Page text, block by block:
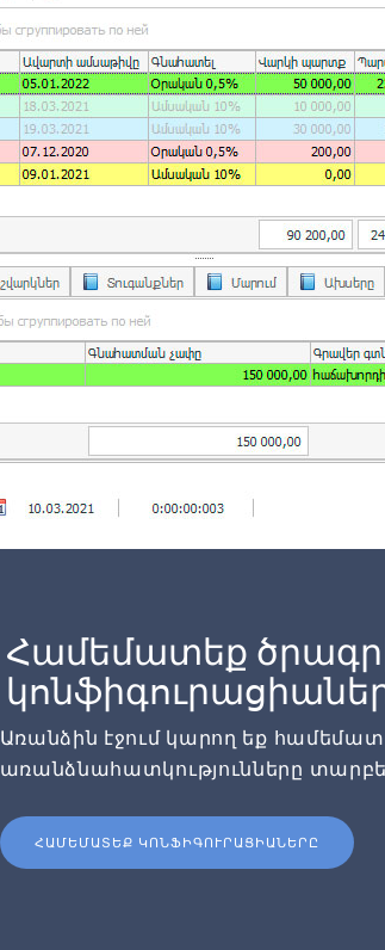
Համեմատեք
Առանձին էջում կարող եք
առանձնահատկությունները
ՀԱՄԵՄԱՏԵՔ ԿՈՆՖԻԳՈՒՐԱՑԻԱՆԵՐԸ